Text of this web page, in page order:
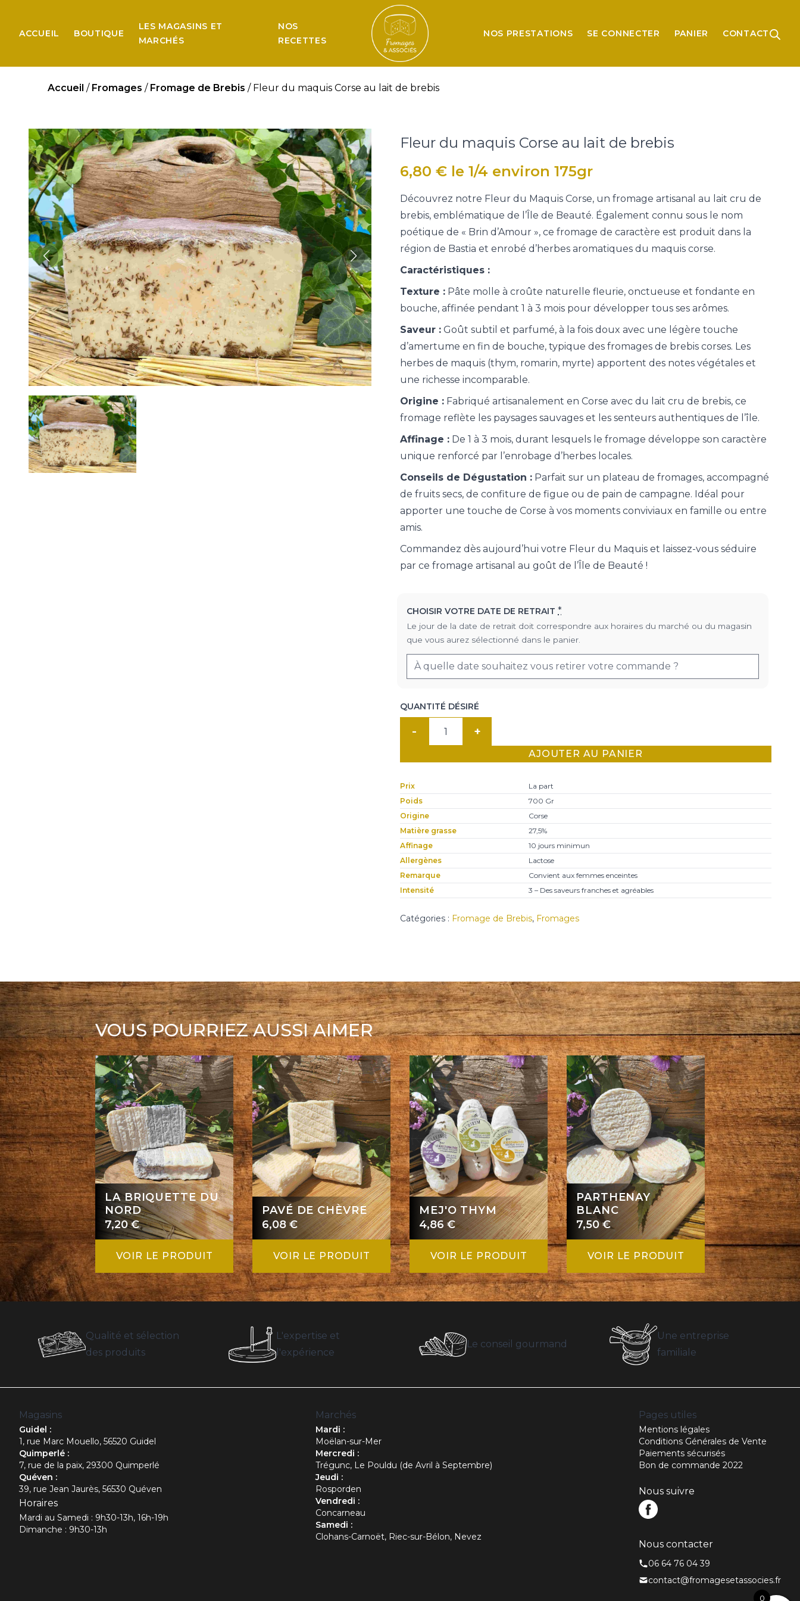
ACCUEIL BOUTIQUE
LES MAGASINS ET
MARCHÉS
NOS
RECETTES
NOS PRESTATIONS SE CONNECTER PANIER CONTACT
Accueil / Fromages / Fromage de Brebis / Fleur du maquis Corse au lait de brebis
Fleur du maquis Corse au lait de brebis
6,80 € le 1/4 environ 175gr
Découvrez notre Fleur du Maquis Corse, un fromage artisanal au lait cru de
brebis, emblématique de l’Île de Beauté. Également connu sous le nom
poétique de « Brin d’Amour », ce fromage de caractère est produit dans la
région de Bastia et enrobé d’herbes aromatiques du maquis corse.
Caractéristiques :
Texture : Pâte molle à croûte naturelle fleurie, onctueuse et fondante en
bouche, affinée pendant 1 à 3 mois pour développer tous ses arômes.
Saveur : Goût subtil et parfumé, à la fois doux avec une légère touche
d’amertume en fin de bouche, typique des fromages de brebis corses. Les
herbes de maquis (thym, romarin, myrte) apportent des notes végétales et
une richesse incomparable.
Origine : Fabriqué artisanalement en Corse avec du lait cru de brebis, ce
fromage reflète les paysages sauvages et les senteurs authentiques de l’île.
Affinage : De 1 à 3 mois, durant lesquels le fromage développe son caractère
unique renforcé par l’enrobage d’herbes locales.
Conseils de Dégustation : Parfait sur un plateau de fromages, accompagné
de fruits secs, de confiture de figue ou de pain de campagne. Idéal pour
apporter une touche de Corse à vos moments conviviaux en famille ou entre
amis.
Commandez dès aujourd’hui votre Fleur du Maquis et laissez-vous séduire
par ce fromage artisanal au goût de l’Île de Beauté !
CHOISIR VOTRE DATE DE RETRAIT *
Le jour de la date de retrait doit correspondre aux horaires du marché ou du magasin
que vous aurez sélectionné dans le panier.
QUANTITÉ DÉSIRÉ
maquis
Corse
au
lait
de
brebis
AJOUTER AU PANIER
Prix
La part
Poids
700 Gr
Origine
Corse
Matière grasse
27,5%
Affinage
10 jours minimun
Allergènes
Lactose
Remarque
Convient aux femmes enceintes
Intensité
3 – Des saveurs franches et agréables
Catégories : Fromage de Brebis, Fromages
VOUS POURRIEZ AUSSI AIMER
LA BRIQUETTE DU
NORD
7,20€
VOIR LE PRODUIT
PAVÉ DE CHÈVRE
6,08 €
VOIR LE PRODUIT
MEJ'O THYM
4,86 €
VOIR LE PRODUIT
PARTHENAY
BLANC
7,50€
VOIR LE PRODUIT
Qualité et sélection
des produits
L'expertise et
l'expérience
Le conseil gourmand
Une entreprise
familiale
Magasins
Guidel :
1, rue Marc Mouello, 56520 Guidel
Quimperlé :
7, rue de la paix, 29300 Quimperlé
Quéven :
39, rue Jean Jaurès, 56530 Quéven
Horaires
Mardi au Samedi : 9h30-13h, 16h-19h
Dimanche : 9h30-13h
Marchés
Mardi :
Moëlan-sur-Mer
Mercredi :
Trégunc, Le Pouldu (de Avril à Septembre)
Jeudi :
Rosporden
Vendredi :
Concarneau
Samedi :
Clohans-Carnoët, Riec-sur-Bélon, Nevez
Pages utiles
Mentions légales
Conditions Générales de Vente
Paiements sécurisés
Bon de commande 2022
Nous suivre
Nous contacter
06 64 76 04 39
contact@fromagesetassocies.fr
0